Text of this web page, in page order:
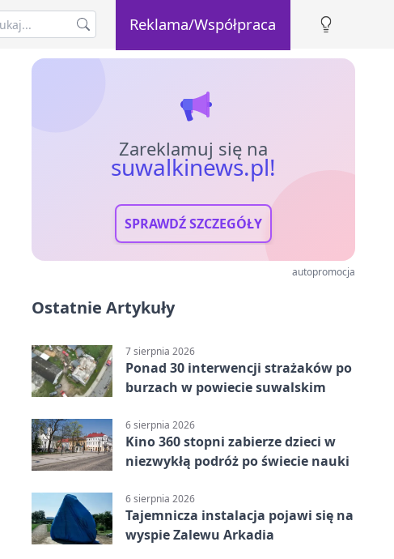
Reklama/Współpraca
Zareklamuj się na
suwalkinews.pl!
SPRAWDŹ SZCZEGÓŁY
autopromocja
Ostatnie Artykuły
7 sierpnia 2026
Ponad 30 interwencji strażaków po
burzach w powiecie suwalskim
6 sierpnia 2026
Kino 360 stopni zabierze dzieci w
niezwykłą podróż po świecie nauki
6 sierpnia 2026
Tajemnicza instalacja pojawi się na
wyspie Zalewu Arkadia